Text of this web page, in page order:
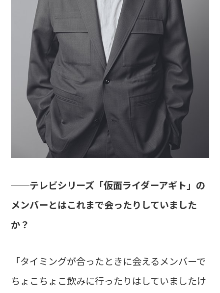
──テレビシリーズ「仮面ライダーアギト」の
メンバーとはこれまで会ったりしていました
か？
「タイミングが合ったときに会えるメンバーで
ちょこちょこ飲みに行ったりはしていましたけ